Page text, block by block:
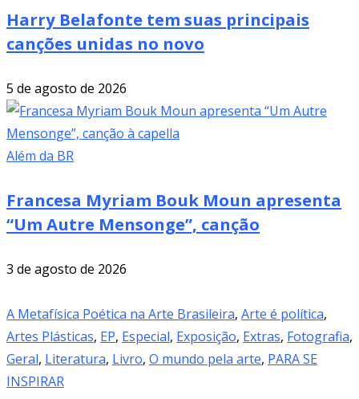
Harry Belafonte tem suas principais
canções unidas no novo
5 de agosto de 2026
Além da BR
Francesa Myriam Bouk Moun apresenta
“Um Autre Mensonge”, canção
3 de agosto de 2026
A Metafísica Poética na Arte Brasileira, Arte é política,
Artes Plásticas, EP, Especial, Exposição, Extras, Fotografia,
Geral, Literatura, Livro, O mundo pela arte, PARA SE
INSPIRAR